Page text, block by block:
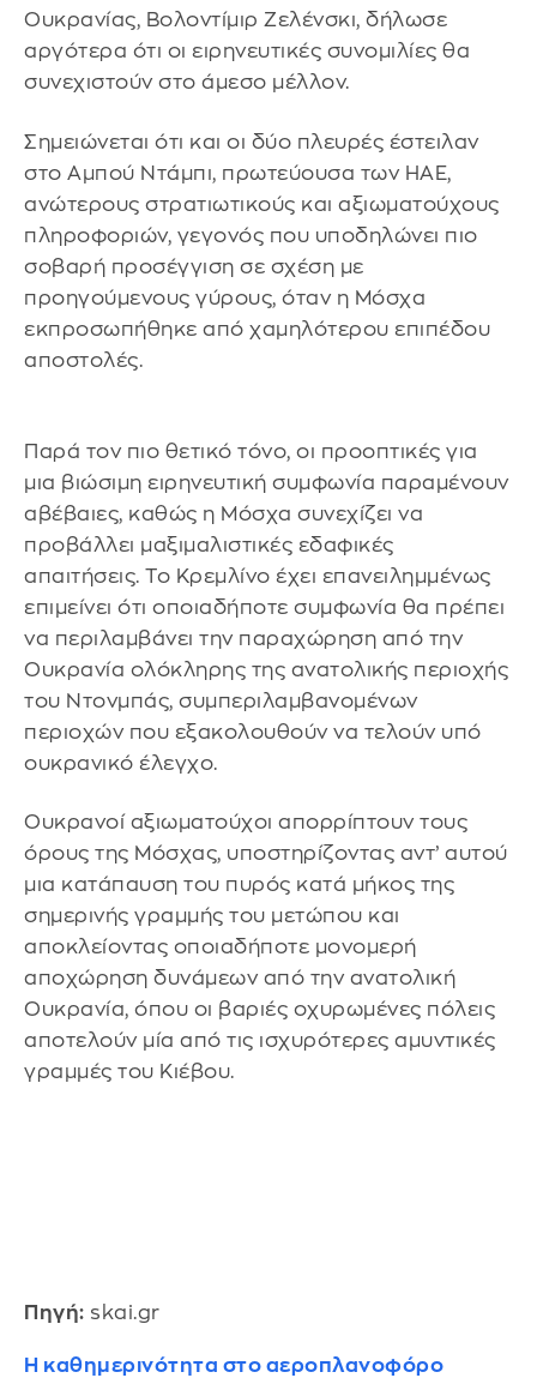
Ουκρανίας, Βολοντίμιρ Ζελένσκι, δήλωσε
αργότερα ότι οι ειρηνευτικές συνομιλίες θα
συνεχιστούν στο άμεσο μέλλον.
Σημειώνεται ότι και οι δύο πλευρές έστειλαν
στο Αμπού Ντάμπι, πρωτεύουσα των ΗΑΕ,
ανώτερους στρατιωτικούς και αξιωματούχους
πληροφοριών, γεγονός που υποδηλώνει πιο
σοβαρή προσέγγιση σε σχέση με
προηγούμενους γύρους, όταν η Μόσχα
εκπροσωπήθηκε από χαμηλότερου επιπέδου
αποστολές.
Παρά τον πιο θετικό τόνο, οι προοπτικές για
μια βιώσιμη ειρηνευτική συμφωνία παραμένουν
αβέβαιες, καθώς η Μόσχα συνεχίζει να
προβάλλει μαξιμαλιστικές εδαφικές
απαιτήσεις. Το Κρεμλίνο έχει επανειλημμένως
επιμείνει ότι οποιαδήποτε συμφωνία θα πρέπει
να περιλαμβάνει την παραχώρηση από την
Ουκρανία ολόκληρης της ανατολικής περιοχής
του Ντονμπάς, συμπεριλαμβανομένων
περιοχών που εξακολουθούν να τελούν υπό
ουκρανικό έλεγχο.
Ουκρανοί αξιωματούχοι απορρίπτουν τους
όρους της Μόσχας, υποστηρίζοντας αντ’ αυτού
μια κατάπαυση του πυρός κατά μήκος της
σημερινής γραμμής του μετώπου και
αποκλείοντας οποιαδήποτε μονομερή
αποχώρηση δυνάμεων από την ανατολική
Ουκρανία, όπου οι βαριές οχυρωμένες πόλεις
αποτελούν μία από τις ισχυρότερες αμυντικές
γραμμές του Κιέβου.
Πηγή: skai.gr
Η καθημερινότητα στο αεροπλανοφόρο